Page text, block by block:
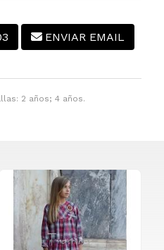
2 años; 4 años.
ENVIAR EMAIL